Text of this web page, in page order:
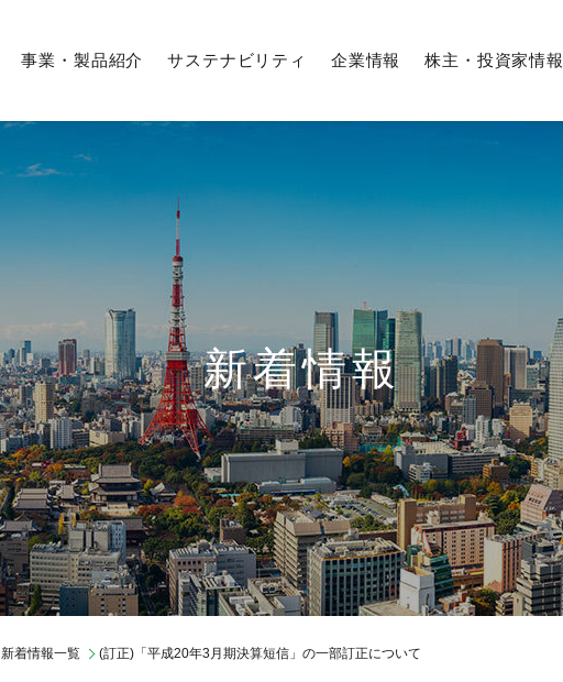
解析・評価の技術 生産技術
事業・製品紹介
外販設備事業 農業事業
サステナビリティ
サステナビリティマネジメント 環境への取り組み
レポートライブラリ
企業情報
経営体系
企業行動憲章／フタバ行動指針
国内工場
フタバグループ
（日本、アジア、北米、欧州）
調達情報
株主・投資家情報
業績・ハイライト
IR情報
株式の状況
株価情報
株式事務手続き
株主総会
よくあるご質問
経験者採用
制度・環境
期間従業員採用
新着情報
新着情報一覧 (訂正)「平成20年3月期決算短信」の一部訂正について